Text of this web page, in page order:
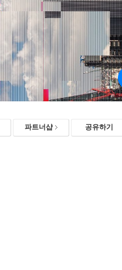
파트너샵 공유하기